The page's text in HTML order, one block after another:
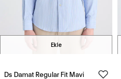
Ekle
Ds Damat Regular Fit Mavi